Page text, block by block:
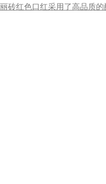
砖红色口红采用了高品质